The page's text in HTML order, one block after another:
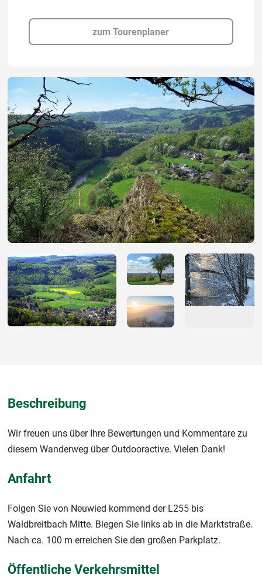
zum Tourenplaner
Beschreibung
Wir freuen uns über Ihre Bewertungen und Kommentare zu
diesem Wanderweg über Outdooractive. Vielen Dank!
Anfahrt
Folgen Sie von Neuwied kommend der L255 bis
Waldbreitbach Mitte. Biegen Sie links ab in die Marktstraße.
Nach ca. 100 m erreichen Sie den großen Parkplatz.
Öffentliche Verkehrsmittel